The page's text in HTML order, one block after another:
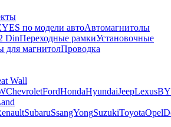
по модели автоАвтомагнитолы
DinПереходные рамкиУстановочные
для магнитолПроводка
Wall
ChevroletFordHondaHyundaiJeepLexus
SubaruSsangYongSuzukiToyotaOpel